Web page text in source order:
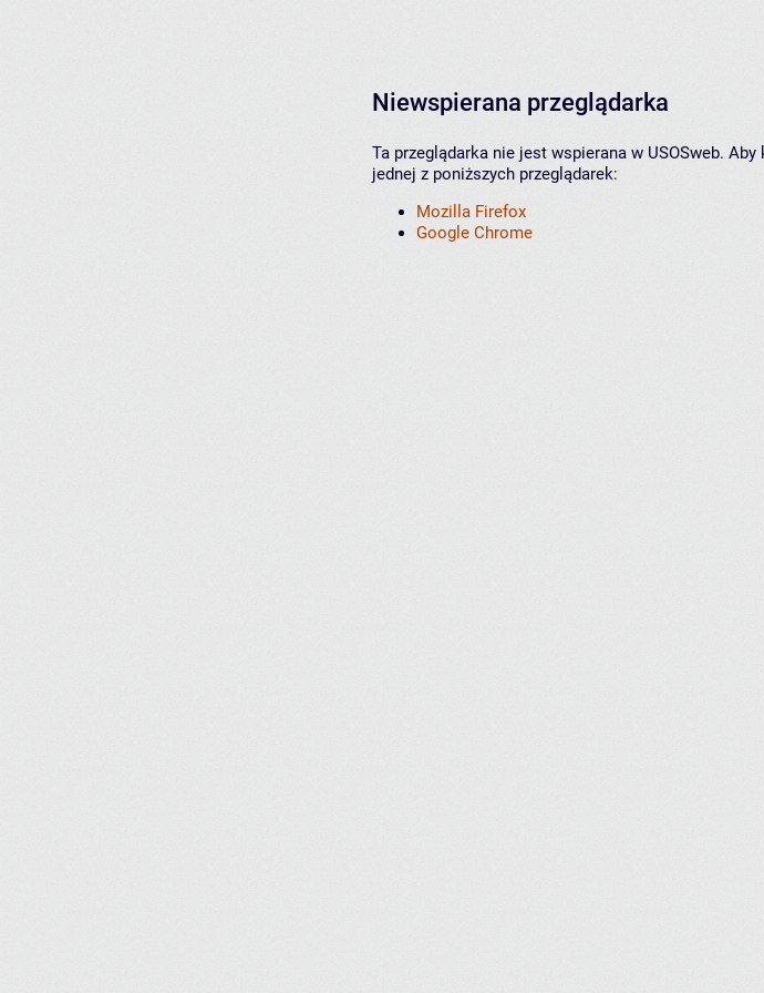
Niewspierana przeglądarka
Ta przeglądarka nie jest wspierana w USOSweb.
jednej z poniższych przeglądarek:
Mozilla Firefox
Google Chrome